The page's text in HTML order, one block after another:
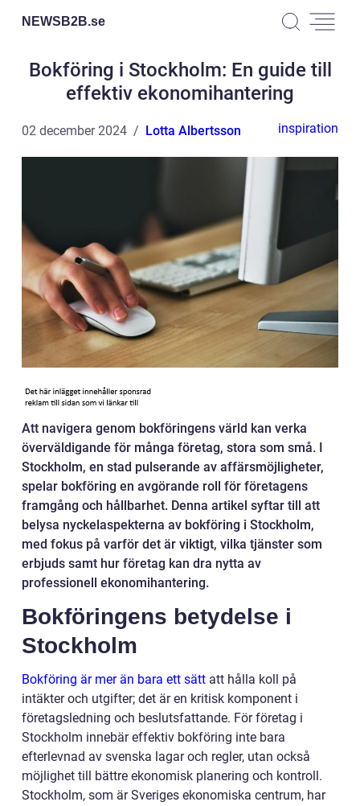
NEWSB2B.se
Bokföring i Stockholm: En guide till
effektiv ekonomihantering
02 december 2024 Lotta Albertsson inspiration
Att navigera genom bokföringens värld kan verka
överväldigande för många företag, stora som små. I
Stockholm, en stad pulserande av affärsmöjligheter,
spelar bokföring en avgörande roll för företagens
framgång och hållbarhet. Denna artikel syftar till att
belysa nyckelaspekterna av bokföring i Stockholm,
med fokus på varför det är viktigt, vilka tjänster som
erbjuds samt hur företag kan dra nytta av
professionell ekonomihantering.
Bokföringens betydelse i
Stockholm
Bokföring är mer än bara ett sätt att hålla koll på
intäkter och utgifter; det är en kritisk komponent i
företagsledning och beslutsfattande. För företag i
Stockholm innebär effektiv bokföring inte bara
efterlevnad av svenska lagar och regler, utan också
möjlighet till bättre ekonomisk planering och kontroll.
Stockholm, som är Sveriges ekonomiska centrum, har